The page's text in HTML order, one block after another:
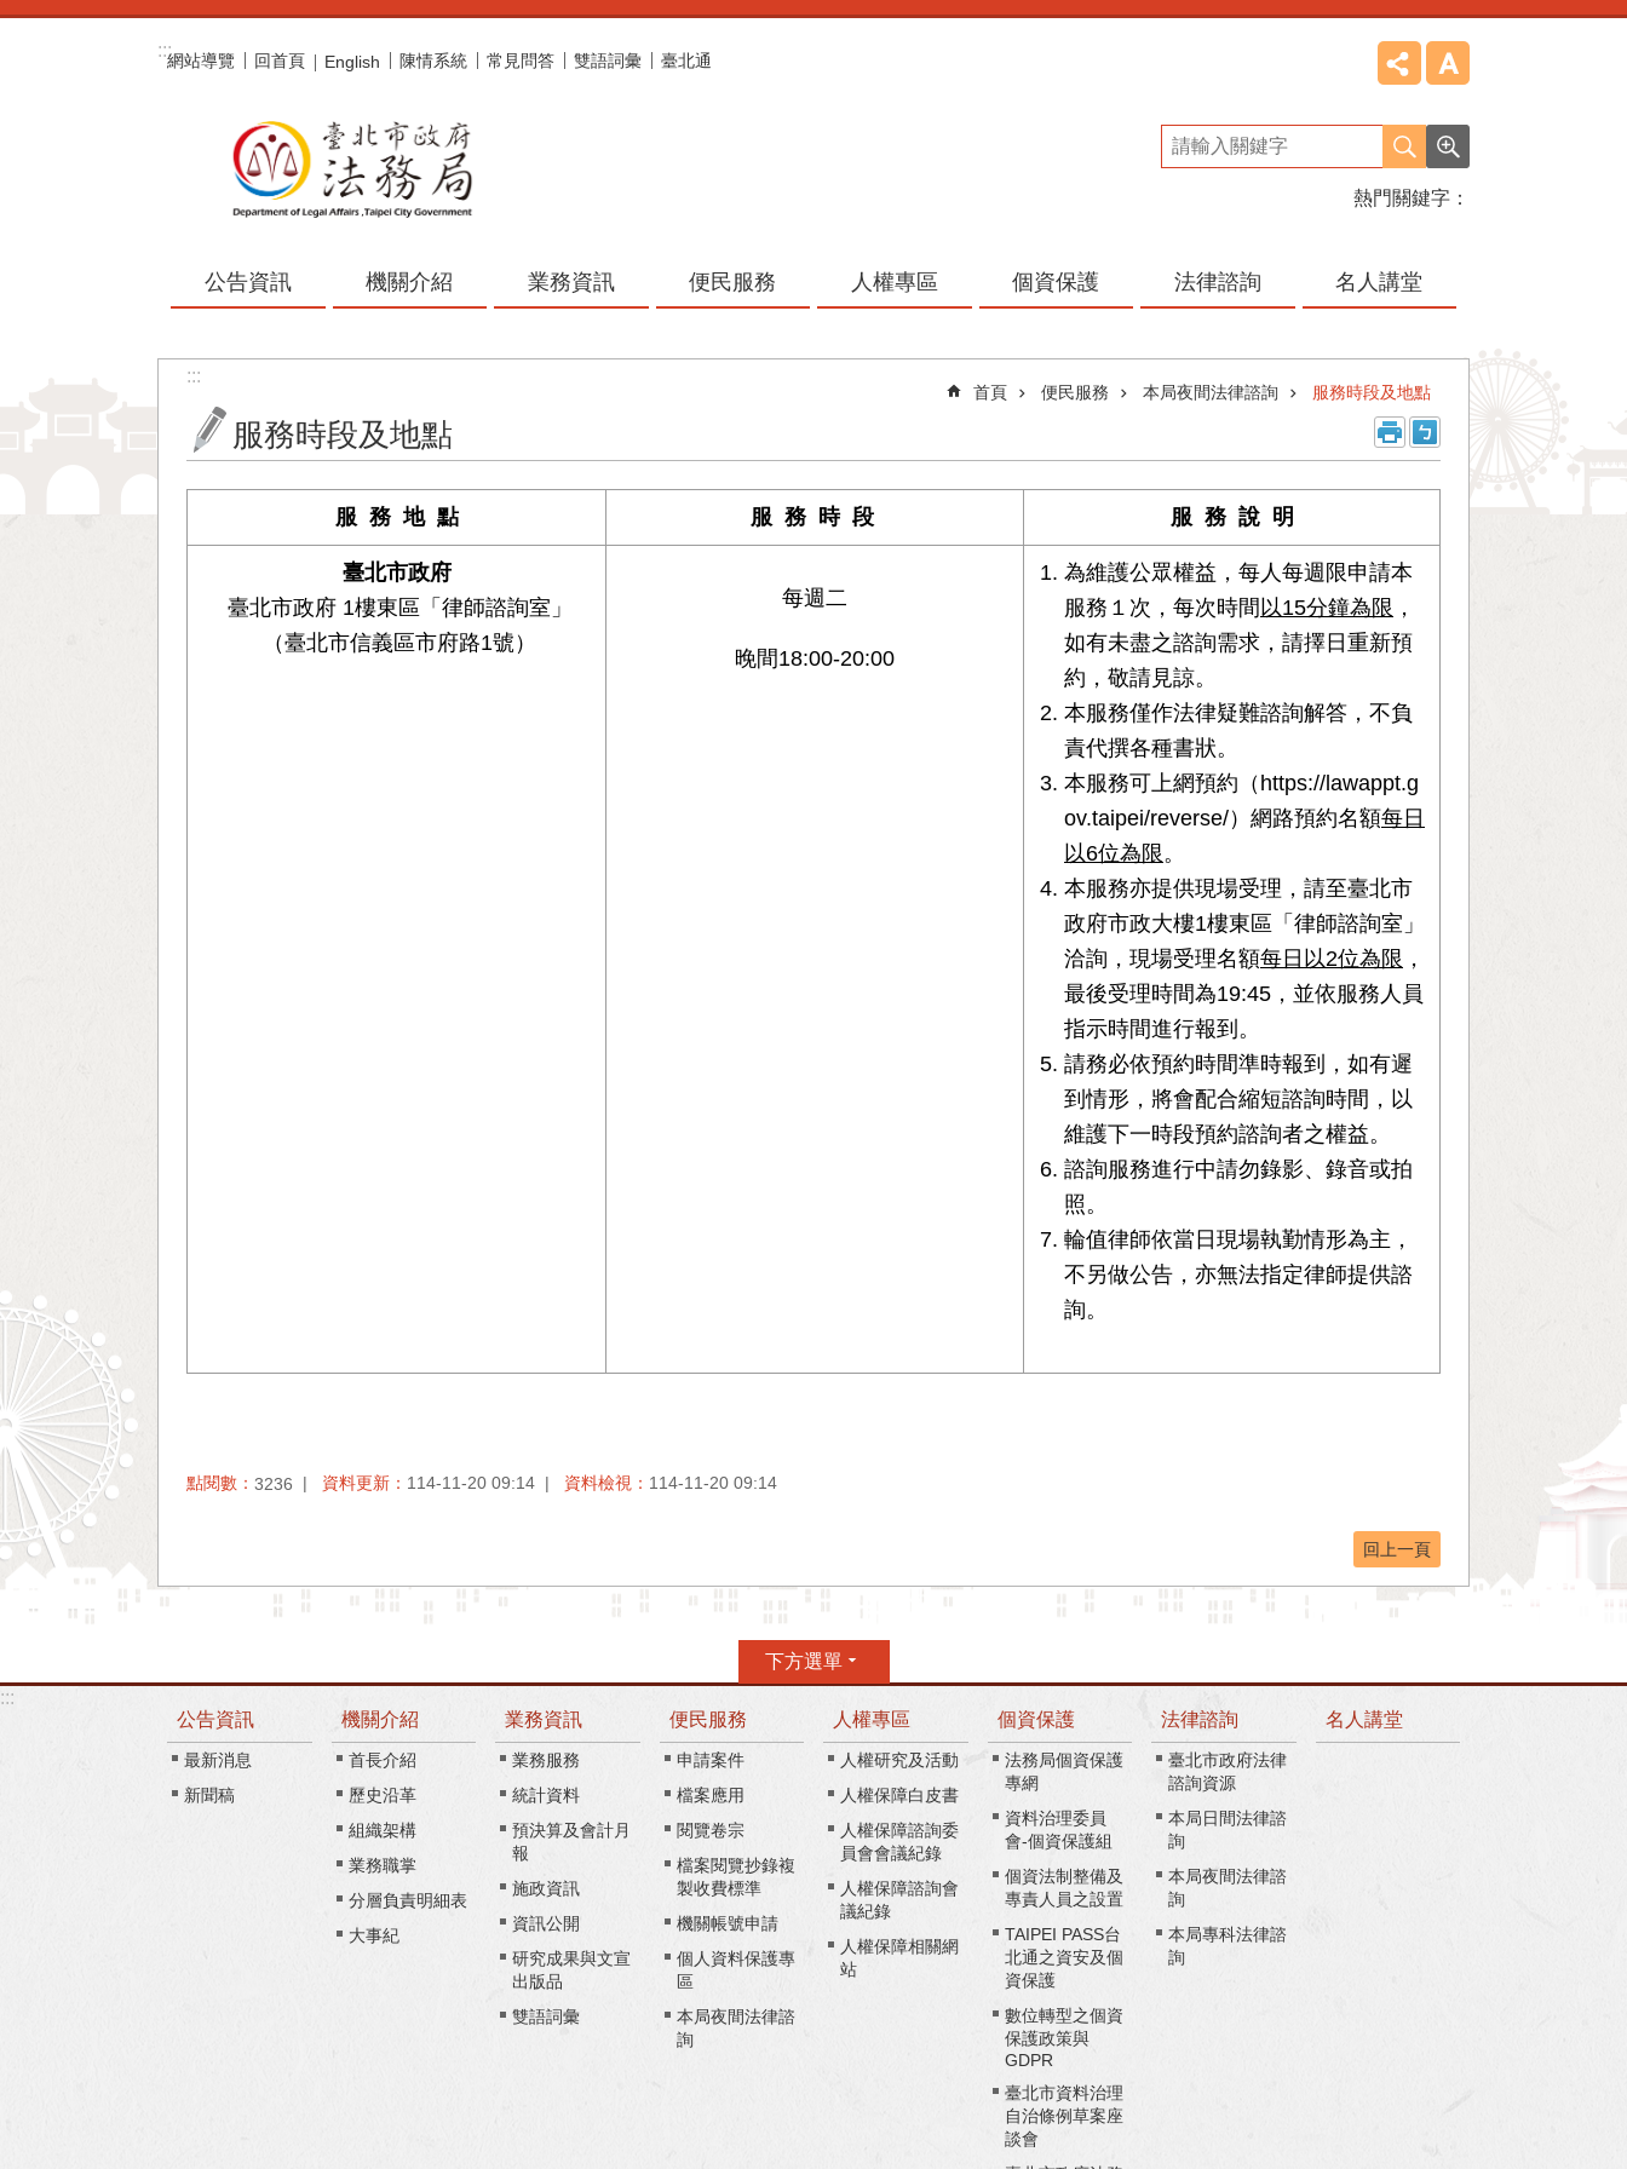
跳到主要內容區塊
:::網站導覽 回首頁 English 陳情系統 常見問答 雙語詞彙 臺北通
熱門關鍵字
公告資訊 機關介紹 業務資訊 便民服務 人權專區 個資保護 法律諮詢 名人講堂
:::
首頁 便民服務 本局夜間法律諮詢 服務時段及地點
服務時段及地點
服 務 地 點 服 務 時 段 服 務 說 明
臺北市政府
臺北市政府 1樓東區「律師諮詢室」
（臺北市信義區市府路1號）
每週二
晚間18:00-20:00
為維護公眾權益，每人每週限申請本
服務１次，每次時間以15分鐘為限 ，
如有未盡之諮詢需求，請擇日重新預
約，敬請見諒。
本服務僅作法律疑難諮詢解答，不負
責代撰各種書狀。
本服務可上網預約（https://lawappt.g
ov.taipei/reverse/）網路預約名額每日
以6位為限。
本服務亦提供現場受理，請至臺北市
政府市政大樓1樓東區「律師諮詢室」
洽詢，現場受理名額每日以2位為限 ，
最後受理時間為19:45，並依服務人員
指示時間進行報到。
請務必依預約時間準時報到，如有遲
到情形，將會配合縮短諮詢時間，以
維護下一時段預約諮詢者之權益。
諮詢服務進行中請勿錄影、錄音或拍
照。
輪值律師依當日現場執勤情形為主，
不另做公告，亦無法指定律師提供諮
詢。
點閱數： 3236 資料更新： 114-11-20 09:14 資料檢視： 114-11-20 09:14
回上一頁
下方選單
:::
公告資訊
最新消息
新聞稿
機關介紹
首長介紹
歷史沿革
組織架構
業務職掌
分層負責明細表
大事紀
業務資訊
業務服務
統計資料
預決算及會計月
報
施政資訊
資訊公開
研究成果與文宣
出版品
雙語詞彙
便民服務
申請案件
檔案應用
閱覽卷宗
檔案閱覽抄錄複
製收費標準
機關帳號申請
個人資料保護專
區
本局夜間法律諮
詢
人權專區
人權研究及活動
人權保障白皮書
人權保障諮詢委
員會會議紀錄
人權保障諮詢會
議紀錄
人權保障相關網
站
個資保護
法務局個資保護
專網
資料治理委員
會-個資保護組
個資法制整備及
專責人員之設置
TAIPEI PASS台
北通之資安及個
資保護
數位轉型之個資
保護政策與
GDPR
臺北市資料治理
自治條例草案座
談會
法律諮詢
臺北市政府法律
諮詢資源
本局日間法律諮
詢
本局夜間法律諮
詢
本局專科法律諮
詢
名人講堂